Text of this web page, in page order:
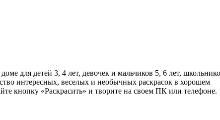
для детей 3, 4 лет, девочек и мальчиков 5, 6 лет,
интересных, веселых и необычных раскрасок в хорошем
кнопку «Раскрасить» и творите на своем ПК или телефоне.